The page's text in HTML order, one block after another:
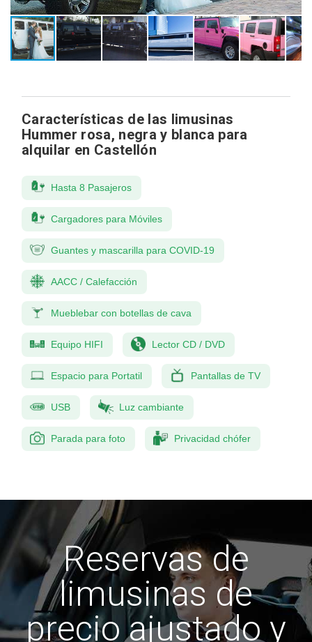
Características de las limusinas
Hummer rosa, negra y blanca para
alquilar en Castellón
Hasta 8 Pasajeros
Cargadores para Móviles
Guantes y mascarilla para COVID-19
AACC / Calefacción
Mueblebar con botellas de cava
Equipo HIFI Lector CD / DVD
Espacio para Portatil Pantallas de TV
USB Luz cambiante
Parada para foto Privacidad chófer
Reservas de
limusinas de
precio ajustado y